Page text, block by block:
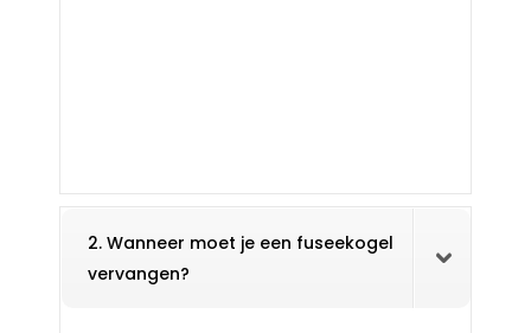
2. Wanneer moet je een fuseekogel
vervangen?